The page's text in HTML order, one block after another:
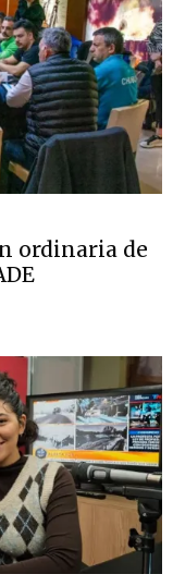
ordinaria de